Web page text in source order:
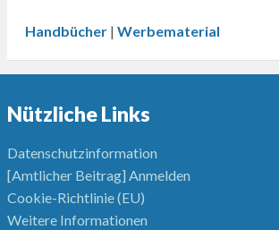
Handbücher| Werbematerial
Nützliche Links
Datenschutzinformation
[Amtlicher Beitrag] Anmelden
Cookie-Richtlinie (EU)
Weitere Informationen